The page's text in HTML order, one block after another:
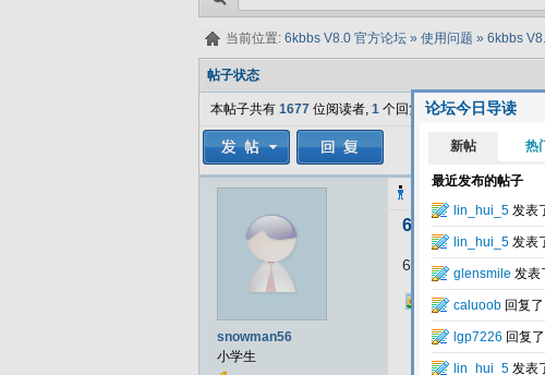
论坛今日导读
当前位置: 6kbbs V8.0 官方论坛 » 使用问题 » 6kbbs
帖子状态
本帖子共有 1677 位阅读者, 1 个回复.
snowman56
小学生
snowman56发表于
6kbbs V8.0 官方
6kbbs V8.0 官方门
1287585570.jpg